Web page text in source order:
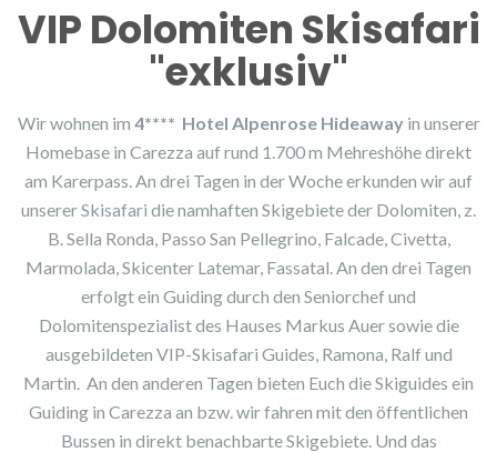
VIP Dolomiten Skisafari
"exklusiv"
Wir wohnen im 4**** Hotel Alpenrose Hideawayin unserer
Homebase in Carezza auf rund 1.700 m Mehreshöhe direkt
am Karerpass. An drei Tagen in der Woche erkunden wir auf
unsererSkisafari die namhaften Skigebiete der Dolomiten, z.
B. Sella Ronda, Passo San Pellegrino, Falcade, Civetta,
Marmolada, Skicenter Latemar, Fassatal. An den drei Tagen
erfolgt ein Guiding durch den Seniorchef und
Dolomitenspezialist des Hauses Markus Auer sowie die
ausgebildeten VIP-Skisafari Guides, Ramona, Ralf und
Martin. An den anderen Tagen bieten Euch die Skiguides ein
Guiding in Carezza an bzw. wir fahren mit den öffentlichen
Bussen in direkt benachbarte Skigebiete. Und das